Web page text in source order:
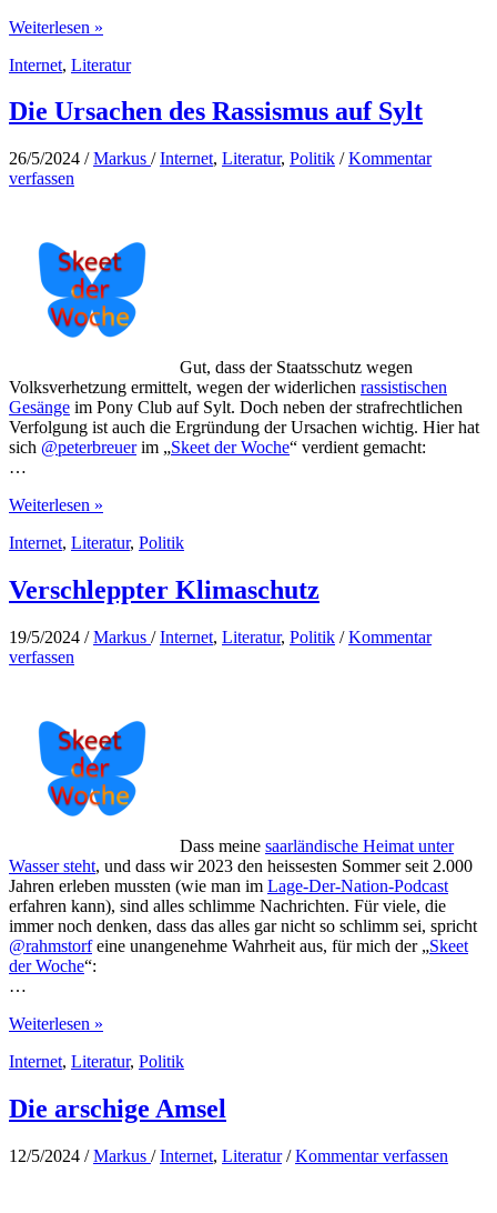
Einfach
werden
Weiterlesen »
Internet, Literatur
Die Ursachen des Rassismus auf Sylt
26/5/2024 /Markus /Internet, Literatur, Politik /Kommentar
verfassen
Gut, dass der Staatsschutz wegen
Volksverhetzung ermittelt, wegen der widerlichen rassistischen
Gesänge im Pony Club auf Sylt. Doch neben der strafrechtlichen
Verfolgung ist auch die Ergründung der Ursachen wichtig. Hier hat
sich @peterbreuerim „Skeet der Woche“ verdient gemacht:
…
Die
des
auf
Sylt
Weiterlesen »
Internet, Literatur, Politik
Verschleppter Klimaschutz
19/5/2024 /Markus /Internet, Literatur, Politik /Kommentar
verfassen
Dass meine saarländische Heimat unter
Wasser steht, und dass wir 2023 den heissesten Sommer seit 2.000
Jahren erleben mussten (wie man im Lage-Der-Nation-Podcast
erfahren kann), sind alles schlimme Nachrichten. Für viele, die
immer noch denken, dass das alles gar nicht so schlimm sei, spricht
@rahmstorfeine unangenehme Wahrheit aus, für mich der „Skeet
der Woche“:
…
Verschleppter
Weiterlesen »
Internet, Literatur, Politik
Die arschige Amsel
12/5/2024 /Markus /Internet, Literatur/Kommentar verfassen